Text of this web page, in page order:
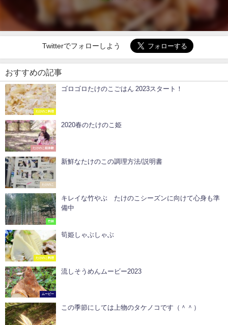
Twitterでフォローしよう
おすすめの記事
たけのこ料理
ゴロゴロたけのこごはん 2023スタート！
たけのこ姫体験
2020春のたけのこ姫
たけのこ
新鮮なたけのこの調理方法/説明書
竹林
キレイな竹やぶ たけのこシーズンに向けて心身も準
備中
たけのこ料理
筍姫しゃぶしゃぶ
ムービー
流しそうめんムービー2023
この季節にしては上物のタケノコです（＾＾）